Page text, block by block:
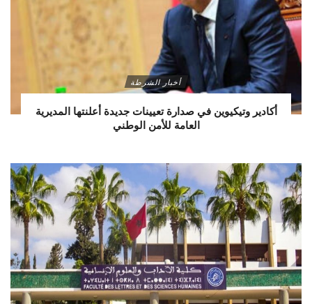
أخبار الشرطة
أكادير وتيكيوين في صدارة تعيينات جديدة أعلنتها المديرية
العامة للأمن الوطني